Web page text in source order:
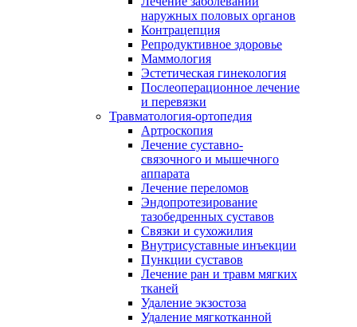
наружных половых органов
Контрацепция
Репродуктивное здоровье
Маммология
Эстетическая гинекология
Послеоперационное лечение
и перевязки
Травматология-ортопедия
Артроскопия
Лечение суставно-
связочного и мышечного
аппарата
Лечение переломов
Эндопротезирование
тазобедренных суставов
Связки и сухожилия
Внутрисуставные инъекции
Пункции суставов
Лечение ран и травм мягких
тканей
Удаление экзостоза
Удаление мягкотканной